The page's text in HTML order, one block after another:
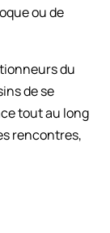
ou de
du
de se
tout au long
rencontres,